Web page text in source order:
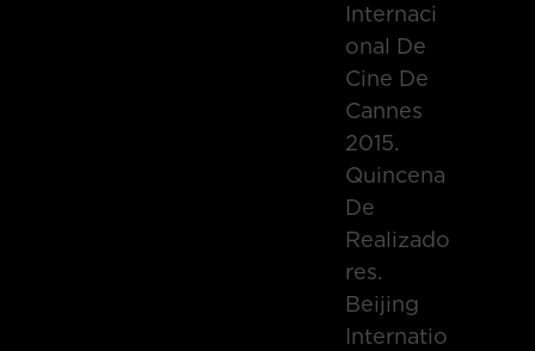
Internaci
Onal De
Cine De
Cannes
2015.
Quincena
De
Realizado
Res.
Beijing
Internatio